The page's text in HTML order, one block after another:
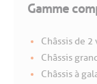
Gamme
Châssis de
Châssis
Châssis à